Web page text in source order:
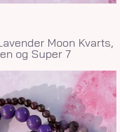
Moon Kvarts,
og Super 7